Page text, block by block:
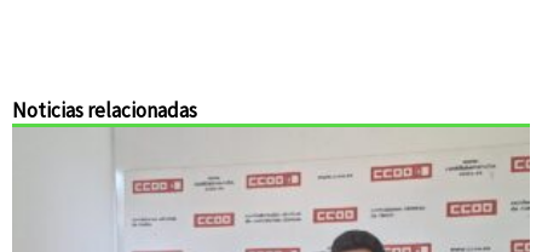
Noticias relacionadas